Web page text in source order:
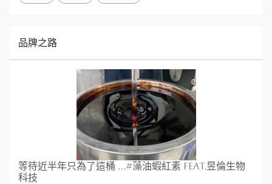
品牌之路
等待近半年只為了這桶 ...#藻油蝦紅素 feat.昱倫生物
科技